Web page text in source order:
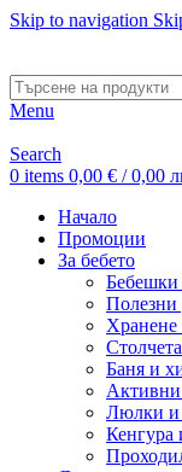
Skip to navigation
Menu
Search
0 items 0,00 € / 0,00
Начало
Промоции
За бебето
Бебешки
Полезни
Хранене
Баня и
Люлки и
Кенгура